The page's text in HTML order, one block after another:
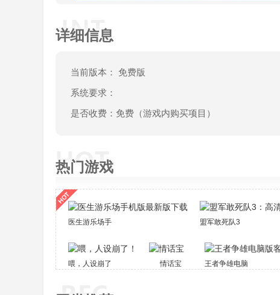
的(的)时(时)机(机)往(往)往(往)是(是)左(左)右(右)胜
<19> 单挑至50回合不分胜负即以平手告终。单
系统俗称吵架。舌战时要通过话题和话术的运用，
<20> 舌战时话题分故事、道理、时节三种，每
会受到伤害。
拥有的话题全部替换。
<23> 不过“熟虑”在石台崩塌一次后，才可以使
到伤害时怒气值便会上升，如果双方话题种类强度
<24> 当怒气槽满时，不同性格的武将会有不同
三国志11威力加强版中文版压缩包后，解压打开游
详细信息
当前版本： 免费版
系统要求：
是否收费：免费（游戏内购买项目）
热门游戏
医生游乐场手机版最新版下载 盟军敢死队3：高清复刻
喂，人设崩了！ 情话宝 王者争雄电脑版客户端